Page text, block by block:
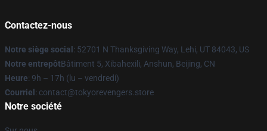
Contactez-nous
Notre siège social : 52701 N Thanksgiving Way, Lehi, UT 84043, US
Notre entrepôtBâtiment 5, Xibahexili, Anshun, Beijing, CN
Heure: 9h – 17h (lu – vendredi)
Courriel : contact@tokyorevengers.store
Notre société